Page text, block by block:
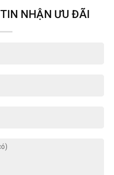
NHẬN ƯU ĐÃI